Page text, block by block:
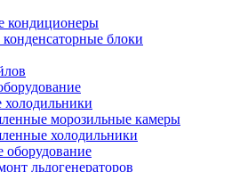
кондиционеры
блоки
морозильные камеры
холодильники
оборудование
льдогенераторов